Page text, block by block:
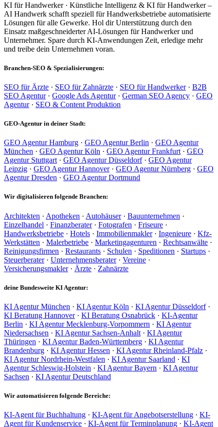
KI für Handwerker · Künstliche Intelligenz & KI für Handwerker –
AI Handwerk schafft speziell für Handwerksbetriebe automatisierte
Lösungen für alle Gewerke. Hol dir Unterstützung durch den
Einsatz maßgeschneiderter AI-Lösungen für Handwerker und
Unternehmer. Spare durch KI-Anwendungen Zeit, erledige mehr
und treibe dein Unternehmen voran.
Branchen-SEO & Spezialisierungen:
SEO für Ärzte · SEO für Zahnärzte · SEO für Handwerker· B2B
SEO Agentur· Google Ads Agentur· German SEO Agency · GEO
Agentur· SEO & Content Produktion
GEO-Agentur in deiner Stadt:
GEO Agentur Hamburg · GEO Agentur Berlin · GEO Agentur
München · GEO Agentur Köln · GEO Agentur Frankfurt · GEO
Agentur Stuttgart · GEO Agentur Düsseldorf· GEO Agentur
Leipzig · GEO Agentur Hannover· GEO Agentur Nürnberg · GEO
Agentur Dresden · GEO Agentur Dortmund
Wir digitalisieren folgende Branchen:
Architekten · Apotheken · Autohäuser· Bauunternehmen ·
Einzelhandel · Finanzberater· Fotografen · Friseure ·
Handwerksbetriebe · Hotels · Immobilienmakler· Ingenieure · Kfz-
Werkstätten · Malerbetriebe · Marketingagenturen · Rechtsanwälte ·
Reinigungsfirmen · Restaurants · Schulen · Speditionen · Startups ·
Steuerberater· Unternehmensberater· Vereine ·
Versicherungsmakler· Ärzte · Zahnärzte
deine Bundesweite KI Agentur:
KI Agentur München · KI Agentur Köln · KI Agentur Düsseldorf·
KI Beratung Hannover· KI Beratung Osnabrück · KI-Agentur
Berlin · KI Agentur Mecklenburg-Vorpommern · KI Agentur
Niedersachsen · KI Agentur Sachsen-Anhalt · KI Agentur
Thüringen · KI Agentur Baden-Württemberg · KI Agentur
Brandenburg · KI Agentur Hessen · KI Agentur Rheinland-Pfalz ·
KI Agentur Nordrhein-Westfalen · KI Agentur Saarland · KI
Agentur Schleswig-Holstein · KI Agentur Bayern · KI Agentur
Sachsen · KI Agentur Deutschland
Wir automatisieren folgende Bereiche:
KI-Agent für Buchhaltung · KI-Agent für Angebotserstellung · KI-
Agent für Kundenservice · KI-Agent für Terminplanung · KI-Agent